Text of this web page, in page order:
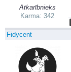
Atkarībnieks
Karma: 342
Fidycent